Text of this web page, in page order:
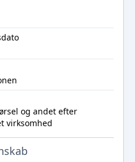
og andet efter
virksomhed